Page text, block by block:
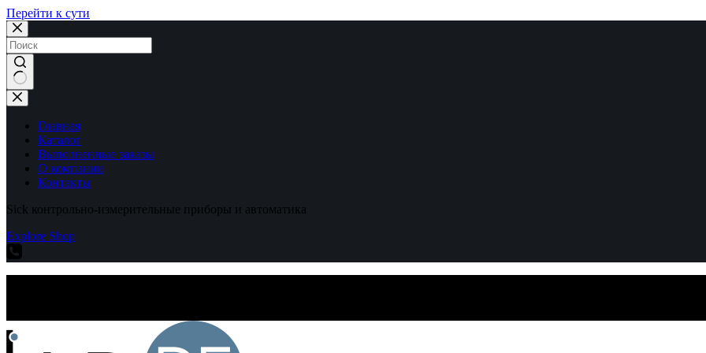
Перейти к сути
Ничего
не
найденоГлавная
Каталог
Выполненные заказы
О компании
Контакты
Sick контрольно-измерительные приборы и автоматика
Explore Shop